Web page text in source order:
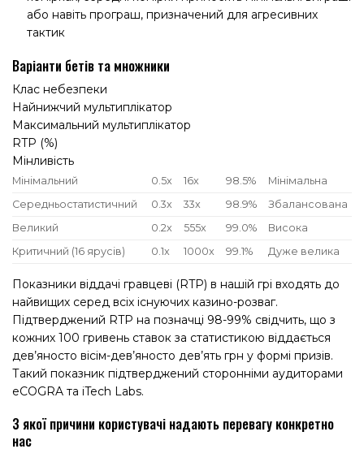
або навіть програш, призначений для агресивних
тактик
Варіанти бетів та множники
Клас небезпеки
Найнижчий мультиплікатор
Максимальний мультиплікатор
RTP (%)
Мінливість
Мінімальний 0.5x 16x 98.5%
Мінімальна
Середньостатистичний
0.3x 33x 98.9%
Збалансована
Великий
0.2x 555x 99.0%
Висока
Критичний (16 ярусів)
0.1x 1000x 99.1% Дуже велика
Показники віддачі гравцеві (RTP) в нашій грі входять до
найвищих серед всіх існуючих казино-розваг.
Підтверджений RTP на позначці 98-99% свідчить, що з
кожних 100 гривень ставок за статистикою віддається
дев’яносто вісім-дев’яносто дев’ять грн у формі призів.
Такий показник підтверджений сторонніми аудиторами
eCOGRA та iTech Labs.
З якої причини користувачі надають перевагу конкретно
нас